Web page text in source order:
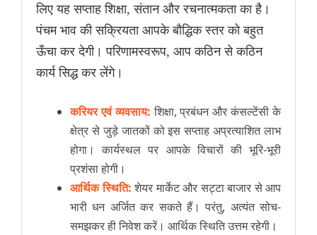
लिए यह सप्ताह शिक्षा, संतान और रचनात्मकता का है।
पंचम भाव की सक्रियता आपके बौद्धिक स्तर को बहुत
ऊँचा कर देगी। परिणामस्वरूप, आप कठिन से कठिन
कार्य सिद्ध कर लेंगे।
करियर एवं व्यवसाय: शिक्षा, प्रबंधन और कंसल्टेंसी के
क्षेत्र से जुड़े जातकों को इस सप्ताह अप्रत्याशित लाभ
होगा। कार्यस्थल पर आपके विचारों की भूरि-भूरी
प्रशंसा होगी।
आर्थिक स्थिति:शेयर मार्केट और सट्टा बाजार से आप
भारी धन अर्जित कर सकते हैं। परंतु, अत्यंत सोच-
समझकर ही निवेश करें। आर्थिक स्थिति उत्तम रहेगी।